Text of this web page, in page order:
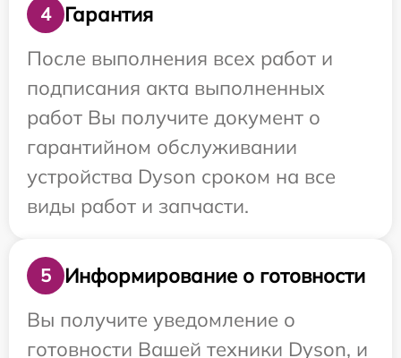
4
Гарантия
После выполнения всех работ и
подписания акта выполненных
работ Вы получите документ о
гарантийном обслуживании
устройства Dyson сроком на все
виды работ и запчасти.
5
Информирование о готовности
Вы получите уведомление о
готовности Вашей техники Dyson, и